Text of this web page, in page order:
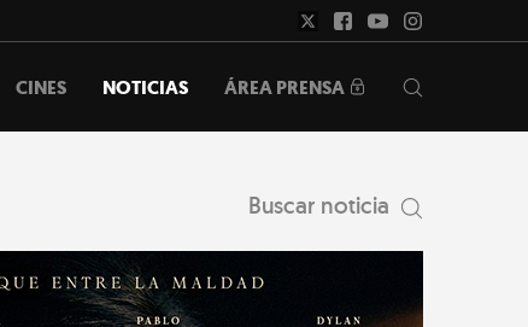
CINES NOTICIAS ÁREA PRENSA
Buscar noticia